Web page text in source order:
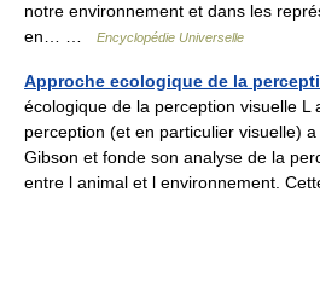
notre environnement et dans les
en… …
Encyclopédie Universelle
Approche ecologique de la
écologique de la perception visuelle L
perception (et en particulier visuelle)
Gibson et fonde son analyse de la
entre l animal et l environnement.